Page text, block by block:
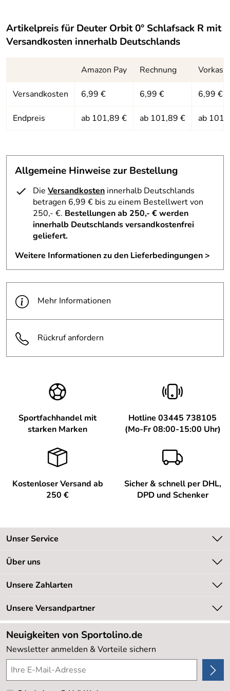
Füllung:
High-Loft Hollowfibre
Artikelpreis fürDeuter Orbit 0° Schlafsack R mit
Versandkosten innerhalb Deutschlands
Amazon Pay Rechnung
Versandkosten 6,99 € 6,99 € 6,99 €
Endpreis ab 101,89 € ab 101,89 € ab
Allgemeine Hinweise zur Bestellung
Die Versandkosten innerhalb Deutschlands
betragen 6,99 € bis zu einem Bestellwert von
250,- €. Bestellungen ab 250,- € werden
innerhalb Deutschlands versandkostenfrei
geliefert.
Weitere Informationen zu den Lieferbedingungen >
Mehr Informationen
Rückruf anfordern
Sportfachhandel mit
starken Marken
Hotline 03445 738105
(Mo-Fr 08:00-15:00 Uhr)
Kostenloser Versand ab
250 €
Sicher & schnell per DHL,
DPD und Schenker
Unser Service
Kontakt
Newsletter
Retourenabwicklung
Lieferbedingungen
Kundenlogin
Über uns
Unsere Bestseller
Neu
Sale %
Kundenbewertungen (20.178)
4,8/5*****
Unsere Zahlarten
Unsere Versandpartner
Neuigkeiten von Sportolino.de
Newsletter anmelden & Vorteile sichern